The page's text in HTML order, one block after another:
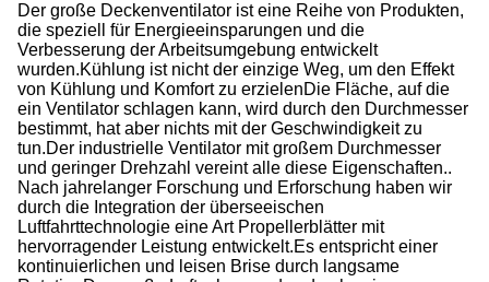
Der große Deckenventilator ist eine Reihe von Produkten,
die speziell für Energieeinsparungen und die
Verbesserung der Arbeitsumgebung entwickelt
wurden.Kühlung ist nicht der einzige Weg, um den Effekt
von Kühlung und Komfort zu erzielenDie Fläche, auf die
ein Ventilator schlagen kann, wird durch den Durchmesser
bestimmt, hat aber nichts mit der Geschwindigkeit zu
tun.Der industrielle Ventilator mit großem Durchmesser
und geringer Drehzahl vereint alle diese Eigenschaften..
Nach jahrelanger Forschung und Erforschung haben wir
durch die Integration der überseeischen
Luftfahrttechnologie eine Art Propellerblätter mit
hervorragender Leistung entwickelt.Es entspricht einer
kontinuierlichen und leisen Brise durch langsame